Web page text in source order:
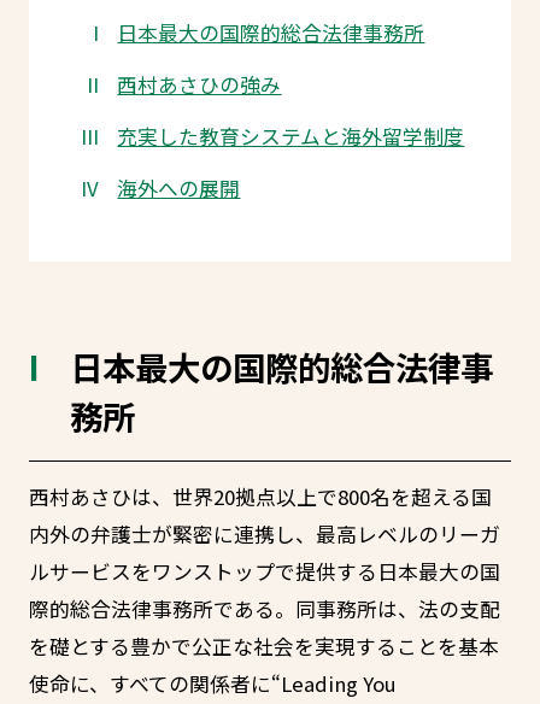
日本最大の国際的総合法律事務所
西村あさひの強み
充実した教育システムと海外留学制度
海外への展開
日本最大の国際的総合法律事
務所
西村あさひは、世界20拠点以上で800名を超える国
内外の弁護士が緊密に連携し、最高レベルのリーガ
ルサービスをワンストップで提供する日本最大の国
際的総合法律事務所である。同事務所は、法の支配
を礎とする豊かで公正な社会を実現することを基本
使命に、すべての関係者に“Leading You